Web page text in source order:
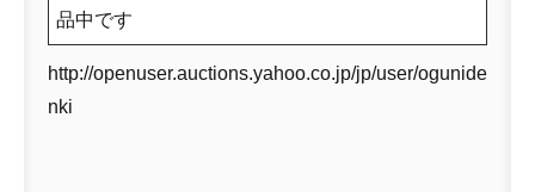
品中です
http://openuser.auctions.yahoo.co.jp/jp/user/ogunide
nki